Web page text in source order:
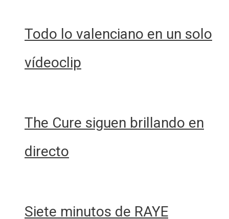
Todo lo valenciano en un solo
vídeoclip
The Cure siguen brillando en
directo
Siete minutos de RAYE